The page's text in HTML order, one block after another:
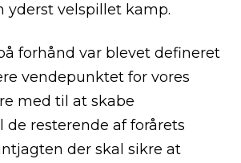
yderst velspillet kamp.
forhånd var blevet defineret
vendepunktet for vores
med til at skabe
resterende af forårets
der skal sikre at